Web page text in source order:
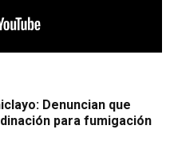
Denuncian que
para fumigación